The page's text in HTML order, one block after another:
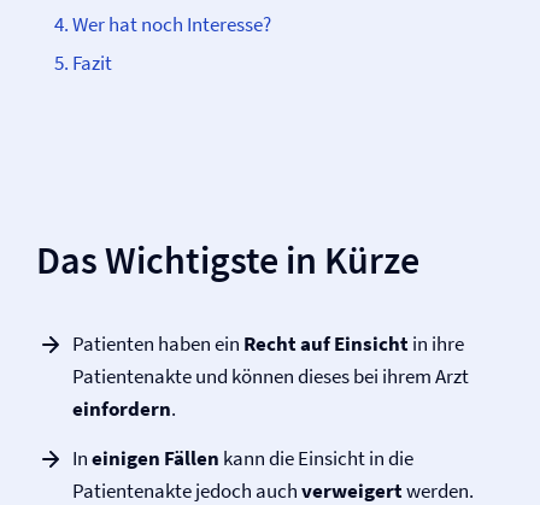
Wer hat noch Interesse?
Fazit
Das Wichtigste in Kürze
Patienten haben ein Recht auf Einsichtin ihre
Patientenakte und können dieses bei ihrem Arzt
einfordern.
Ineinigen Fällen kann die Einsicht in die
Patientenakte jedoch auchverweigertwerden.